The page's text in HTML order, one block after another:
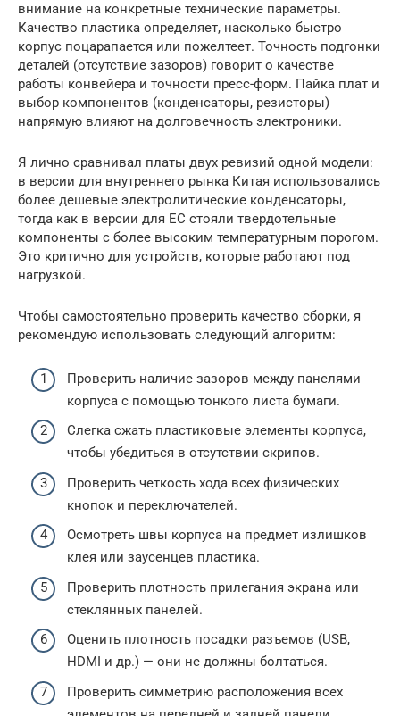
внимание на конкретные технические параметры.
Качество пластика определяет, насколько быстро
корпус поцарапается или пожелтеет. Точность подгонки
деталей (отсутствие зазоров) говорит о качестве
работы конвейера и точности пресс-форм. Пайка плат и
выбор компонентов (конденсаторы, резисторы)
напрямую влияют на долговечность электроники.
Я лично сравнивал платы двух ревизий одной модели:
в версии для внутреннего рынка Китая использовались
более дешевые электролитические конденсаторы,
тогда как в версии для ЕС стояли твердотельные
компоненты с более высоким температурным порогом.
Это критично для устройств, которые работают под
нагрузкой.
Чтобы самостоятельно проверить качество сборки, я
рекомендую использовать следующий алгоритм:
Проверить наличие зазоров между панелями
корпуса с помощью тонкого листа бумаги.
Слегка сжать пластиковые элементы корпуса,
чтобы убедиться в отсутствии скрипов.
Проверить четкость хода всех физических
кнопок и переключателей.
Осмотреть швы корпуса на предмет излишков
клея или заусенцев пластика.
Проверить плотность прилегания экрана или
стеклянных панелей.
Оценить плотность посадки разъемов (USB,
HDMI и др.) — они не должны болтаться.
Проверить симметрию расположения всех